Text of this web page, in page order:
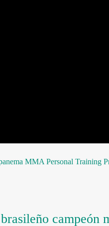
MMA Personal Training
campeón